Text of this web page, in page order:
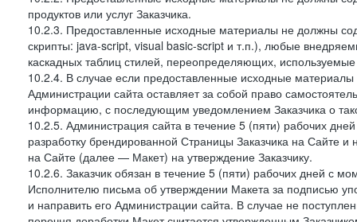
продуктов или услуг Заказчика.
10.2.3. Предоставленные исходные материалы не должны
скрипты: java-script, visual basic-script и т.п.), любые
каскадных таблиц стилей, переопределяющих,
10.2.4. В случае если предоставленные исходные
Администрации сайта оставляет за собой право
информацию, с последующим уведомлением Заказчика о
10.2.5. Администрация сайта в течение 5 (пяти) рабочих
разработку брендированной Страницы Заказчика на Сайте
на Сайте (далее — Макет) на утверждение Заказчику.
10.2.6. Заказчик обязан в течение 5 (пяти) рабочих дней с
Исполнителю письма об утверждении Макета за подписью
и направить его Администрации сайта. В случае не